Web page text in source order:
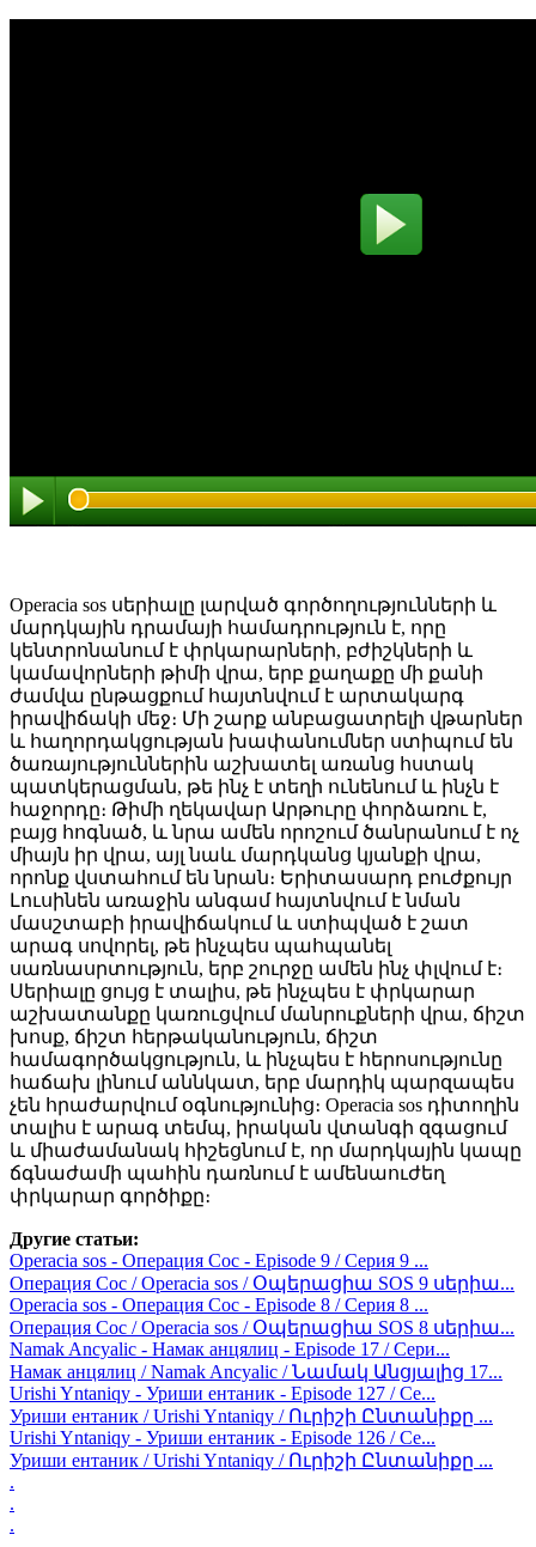
Operacia sos սերիալը լարված գործողությունների և
մարդկային դրամայի համադրություն է, որը
կենտրոնանում է փրկարարների, բժիշկների և
կամավորների թիմի վրա, երբ քաղաքը մի քանի
ժամվա ընթացքում հայտնվում է արտակարգ
իրավիճակի մեջ։ Մի շարք անբացատրելի վթարներ
և հաղորդակցության խափանումներ ստիպում են
ծառայություններին աշխատել առանց հստակ
պատկերացման, թե ինչ է տեղի ունենում և ինչն է
հաջորդը։ Թիմի ղեկավար Արթուրը փորձառու է,
բայց հոգնած, և նրա ամեն որոշում ծանրանում է ոչ
միայն իր վրա, այլ նաև մարդկանց կյանքի վրա,
որոնք վստահում են նրան։ Երիտասարդ բուժքույր
Լուսինեն առաջին անգամ հայտնվում է նման
մասշտաբի իրավիճակում և ստիպված է շատ
արագ սովորել, թե ինչպես պահպանել
սառնասրտություն, երբ շուրջը ամեն ինչ փլվում է։
Սերիալը ցույց է տալիս, թե ինչպես է փրկարար
աշխատանքը կառուցվում մանրուքների վրա, ճիշտ
խոսք, ճիշտ հերթականություն, ճիշտ
համագործակցություն, և ինչպես է հերոսությունը
հաճախ լինում աննկատ, երբ մարդիկ պարզապես
չեն հրաժարվում օգնությունից։ Operacia sos դիտողին
տալիս է արագ տեմպ, իրական վտանգի զգացում
և միաժամանակ հիշեցնում է, որ մարդկային կապը
ճգնաժամի պահին դառնում է ամենաուժեղ
փրկարար գործիքը։
Другие статьи:
Operacia sos - Операция Сос - Episode 9 / Серия 9 ...
Операция Сос / Operacia sos / Օպերացիա SOS 9 սերիա...
Operacia sos - Операция Сос - Episode 8 / Серия 8 ...
Операция Сос / Operacia sos / Օպերացիա SOS 8 սերիա...
Namak Ancyalic - Намак анцялиц - Episode 17 / Сери...
Намак анцялиц / Namak Ancyalic / Նամակ Անցյալից 17...
Urishi Yntaniqy - Уриши ентаник - Episode 127 / Се...
Уриши ентаник / Urishi Yntaniqy / Ուրիշի Ընտանիքը ...
Urishi Yntaniqy - Уриши ентаник - Episode 126 / Се...
Уриши ентаник / Urishi Yntaniqy / Ուրիշի Ընտանիքը ...
.
.
.